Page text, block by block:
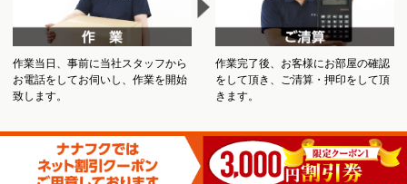
作業当日、事前に当社スタッフから
お電話をしてお伺いし、作業を開始
致します。
作業完了後、お客様にお部屋の確認
をして頂き、ご清算・押印をして頂
きます。